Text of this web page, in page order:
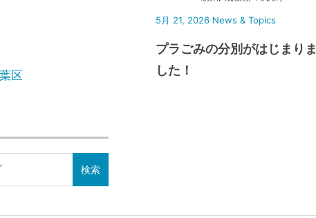
5月 21, 2026 News & Topics
プラごみの分別がはじまりま
した！
区